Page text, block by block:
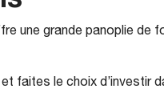
une grande panoplie
faites le choix d’investir